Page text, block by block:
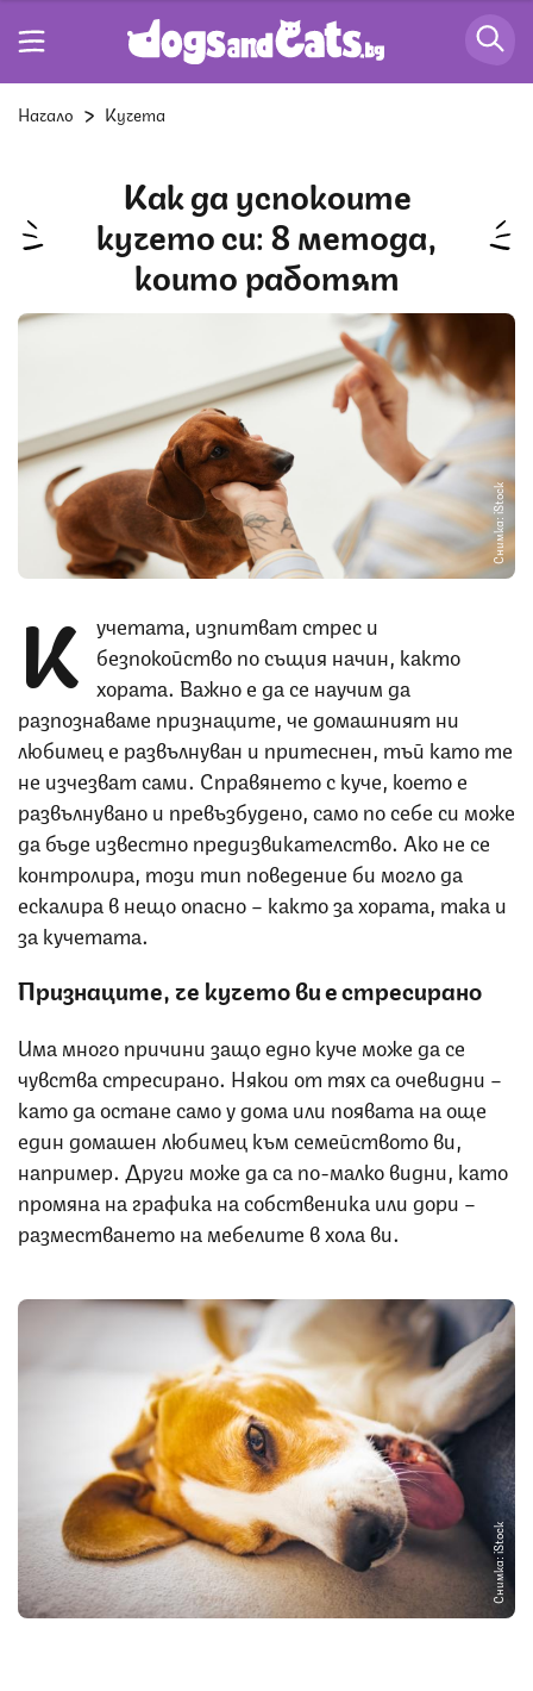
Начало Кучета
Как да успокоите
кучето си: 8 метода,
които работят
Снимка: iStock
К учетата, изпитват стрес и
безпокойство по същия начин, както
хората. Важно е да се научим да
разпознаваме признаците, че домашният ни
любимец е развълнуван и притеснен, тъй като те
не изчезват сами. Справянето с куче, което е
развълнувано и превъзбудено, само по себе си може
да бъде известно предизвикателство. Ако не се
контролира, този тип поведение би могло да
ескалира в нещо опасно – както за хората, така и
за кучетата.
Признаците, че кучето ви е стресирано
Има много причини защо едно куче може да се
чувства стресирано. Някои от тях са очевидни –
като да остане само у дома или появата на още
един домашен любимец към семейството ви,
например. Други може да са по-малко видни, като
промяна на графика на собственика или дори –
разместването на мебелите в хола ви.
Снимка: iStock